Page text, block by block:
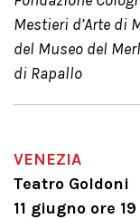
Mestieri d’Arte di
del Museo del
di Rapallo
VENEZIA
Teatro Goldoni
11 giugno ore 19